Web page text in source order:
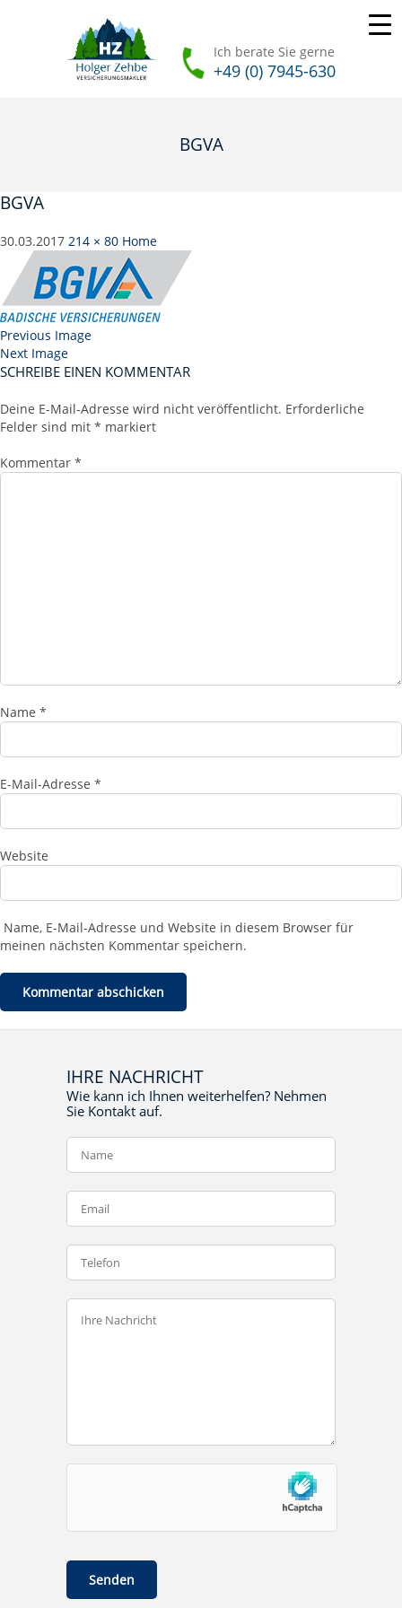
Ich berate Sie gerne
+49 (0) 7945-630
BGVA
BGVA
30.03.2017 214 × 80 Home
Previous Image
Next Image
SCHREIBE EINEN KOMMENTAR
Deine E-Mail-Adresse wird nicht veröffentlicht. Erforderliche
Felder sind mit * markiert
Kommentar *
Name *
E-Mail-Adresse *
Website
Name, E-Mail-Adresse und Website in diesem Browser für
meinen nächsten Kommentar speichern.
IHRE NACHRICHT
Wie kann ich Ihnen weiterhelfen? Nehmen
Sie Kontakt auf.